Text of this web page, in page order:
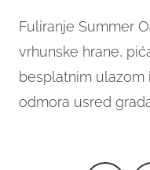
Fuliranje Summer
vrhunske hrane,
besplatnim
odmora usred